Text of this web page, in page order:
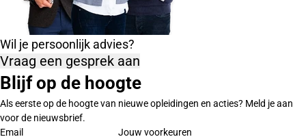
Wil je persoonlijk advies?
Vraag een gesprek aan
Blijf op de hoogte
Als eerste op de hoogte van nieuwe opleidingen en acties? Meld je aan
voor de nieuwsbrief.
Email
Jouw voorkeuren